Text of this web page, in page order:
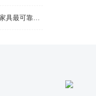
性价比高？